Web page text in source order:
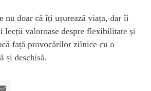
nu doar că îți ușurează viața, dar îi
lecții valoroase despre flexibilitate și
față provocărilor zilnice cu o
și deschisă.